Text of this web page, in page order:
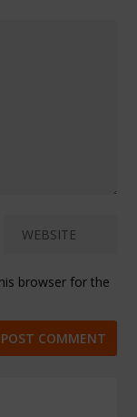
browser for the